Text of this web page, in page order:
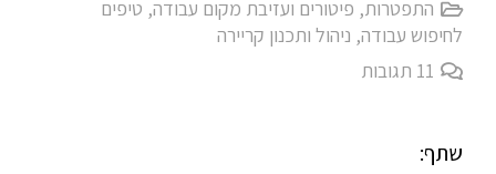
התפטרות, פיטורים ועזיבת מקום עבודה, טיפים
לחיפוש עבודה, ניהול ותכנון קריירה
11 תגובות
שתף: